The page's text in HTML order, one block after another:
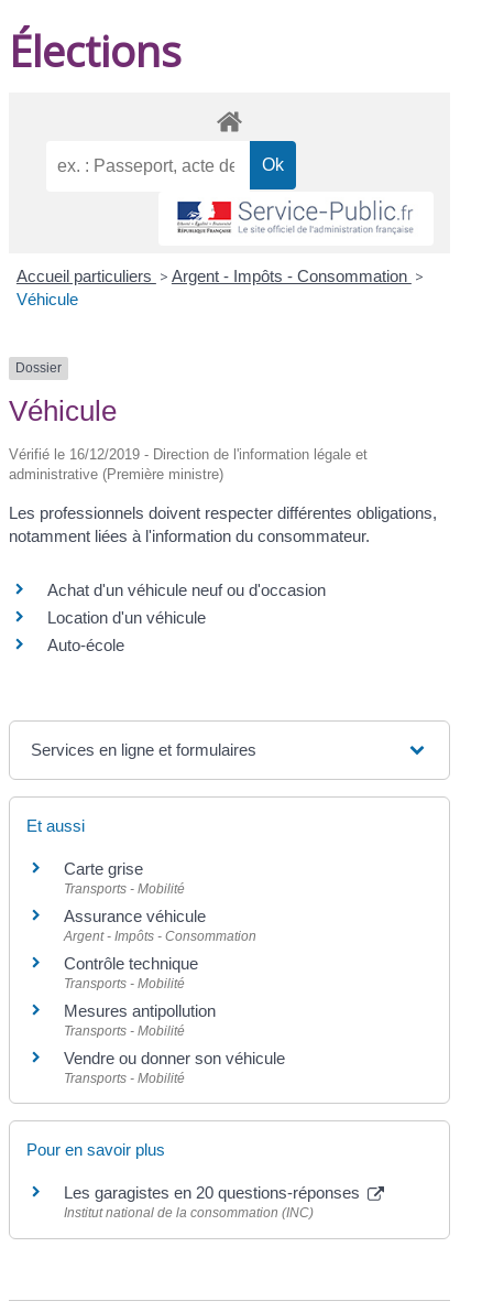
Élections
Accueil particuliers > Argent - Impôts - Consommation >
Véhicule
Dossier
Véhicule
Vérifié le 16/12/2019 - Direction de l'information légale et
administrative (Première ministre)
Les professionnels doivent respecter différentes obligations,
notamment liées à l'information du consommateur.
Achat d'un véhicule neuf ou d'occasion
Location d'un véhicule
Auto-école
Services en ligne et formulaires
Et aussi
Carte grise
Transports - Mobilité
Assurance véhicule
Argent - Impôts - Consommation
Contrôle technique
Transports - Mobilité
Mesures antipollution
Transports - Mobilité
Vendre ou donner son véhicule
Transports - Mobilité
Pour en savoir plus
Les garagistes en 20 questions-réponses
Institut national de la consommation (INC)